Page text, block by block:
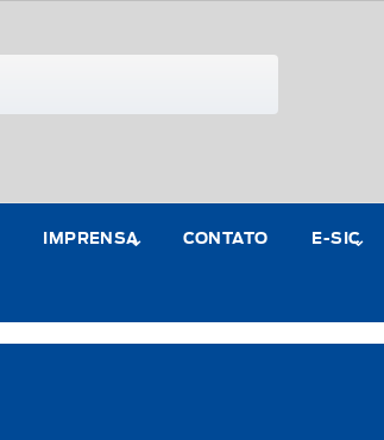
IMPRENSA CONTATO E-SIC